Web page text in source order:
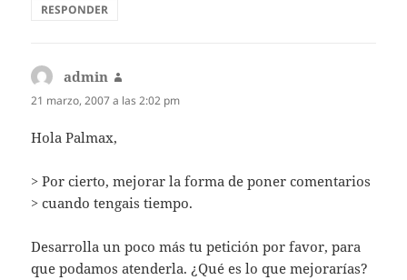
RESPONDER
admin
21 marzo, 2007 a las 2:02 pm
Hola Palmax,
> Por cierto, mejorar la forma de poner comentarios
> cuando tengais tiempo.
Desarrolla un poco más tu petición por favor, para
que podamos atenderla. ¿Qué es lo que mejorarías?